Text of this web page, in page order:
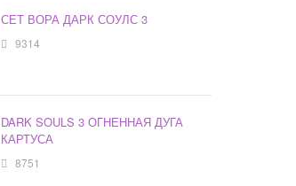
СЕТ ВОРА ДАРК СОУЛС 3
9314
DARK SOULS 3 ОГНЕННАЯ ДУГА
КАРТУСА
8751